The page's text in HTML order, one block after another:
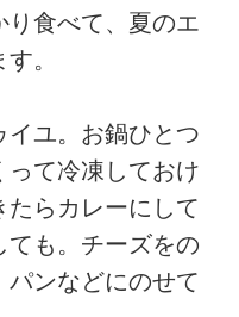
り食べて、夏のエ
。
イユ。お鍋ひとつ
って冷凍しておけ
たらカレーにして
ても。チーズをの
ンなどにのせて